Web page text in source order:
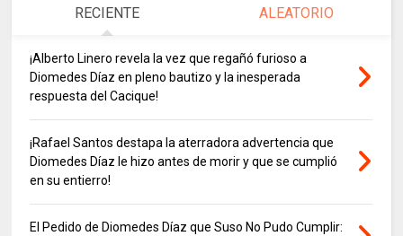
RECIENTE ALEATORIO
¡Alberto Linero revela la vez que regañó furioso a
Diomedes Díaz en pleno bautizo y la inesperada
respuesta del Cacique!
¡Rafael Santos destapa la aterradora advertencia que
Diomedes Díaz le hizo antes de morir y que se cumplió
en su entierro!
El Pedido de Diomedes Díaz que Suso No Pudo Cumplir: